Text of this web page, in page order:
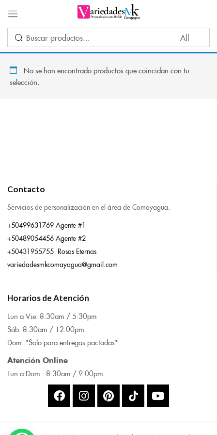
No se han encontrado productos que coincidan con tu
selección.
Contacto
Servicios de personalización en el área de Comayagua.
+50499631769 Agente #1
+50489054456 Agente #2
+50431955755 Rosas Eternas
variedadesmkcomayagua@gmail.com
Horarios de Atención
Lun a Vie: 8:30am / 5:30pm
Sáb: 8:30am / 12:00pm
Dom: *Solo para entregas pactadas*
Atención Online
Lun a Dom : 8:30am / 9:00pm
Acceder
Por favor, introduce una respuesta en dígitos:
CREAR UNA CUENTA